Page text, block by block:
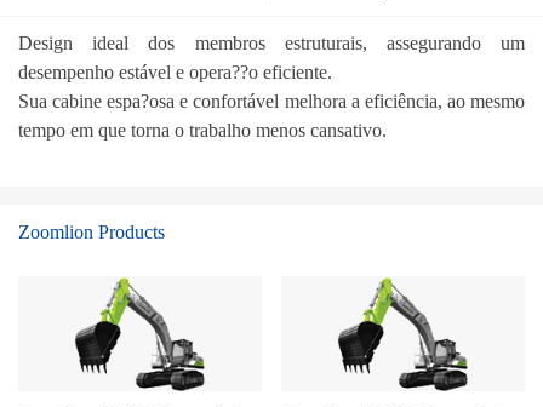
Design ideal dos membros estruturais, assegurando um
desempenho estável e opera??o eficiente.
Sua cabine espa?osa e confortável melhora a eficiência, ao mesmo
tempo em que torna o trabalho menos cansativo.
Zoomlion Products